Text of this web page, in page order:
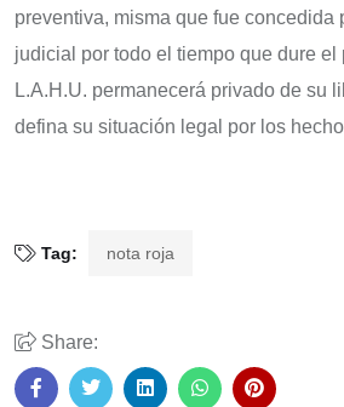
preventiva, misma que fue concedida
judicial por todo el tiempo que dure el
L.A.H.U. permanecerá privado de su
defina su situación legal por los
Tag: nota roja
Share: